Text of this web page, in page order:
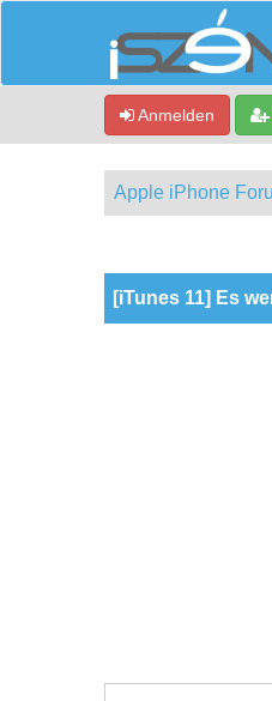
Anmelden
Apple iPhone
[iTunes 11] Es